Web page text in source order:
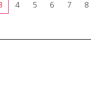
4 5 6 7 8